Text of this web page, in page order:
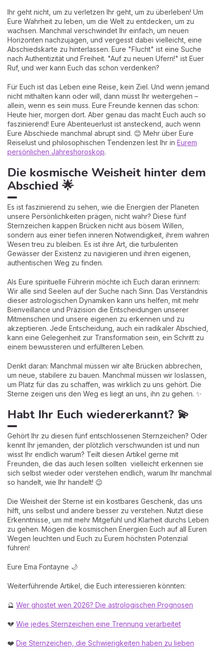
Ihr geht nicht, um zu verletzen Ihr geht, um zu überleben! Um
Eure Wahrheit zu leben, um die Welt zu entdecken, um zu
wachsen. Manchmal verschwindet Ihr einfach, um neuen
Horizonten nachzujagen, und vergesst dabei vielleicht, eine
Abschiedskarte zu hinterlassen. Eure "Flucht" ist eine Suche
nach Authentizität und Freiheit. "Auf zu neuen Ufern!" ist Euer
Ruf, und wer kann Euch das schon verdenken?
Für Euch ist das Leben eine Reise, kein Ziel. Und wenn jemand
nicht mithalten kann oder will, dann müsst Ihr weitergehen –
allein, wenn es sein muss. Eure Freunde kennen das schon:
Heute hier, morgen dort. Aber genau das macht Euch auch so
faszinierend! Eure Abenteuerlust ist ansteckend, auch wenn
Eure Abschiede manchmal abrupt sind. 😊 Mehr über Eure
Reiselust und philosophischen Tendenzen lest Ihr in Eurem
persönlichen Jahreshoroskop.
Die kosmische Weisheit hinter dem
Abschied 🌟
Es ist faszinierend zu sehen, wie die Energien der Planeten
unsere Persönlichkeiten prägen, nicht wahr? Diese fünf
Sternzeichen kappen Brücken nicht aus bösem Willen,
sondern aus einer tiefen inneren Notwendigkeit, ihrem wahren
Wesen treu zu bleiben. Es ist ihre Art, die turbulenten
Gewässer der Existenz zu navigieren und ihren eigenen,
authentischen Weg zu finden.
Als Eure spirituelle Führerin möchte ich Euch daran erinnern:
Wir alle sind Seelen auf der Suche nach Sinn. Das Verständnis
dieser astrologischen Dynamiken kann uns helfen, mit mehr
Bienveillance und Präzision die Entscheidungen unserer
Mitmenschen und unsere eigenen zu erkennen und zu
akzeptieren. Jede Entscheidung, auch ein radikaler Abschied,
kann eine Gelegenheit zur Transformation sein, ein Schritt zu
einem bewussteren und erfüllteren Leben.
Denkt daran: Manchmal müssen wir alte Brücken abbrechen,
um neue, stabilere zu bauen. Manchmal müssen wir loslassen,
um Platz für das zu schaffen, was wirklich zu uns gehört. Die
Sterne zeigen uns den Weg es liegt an uns, ihn zu gehen. ✨
Habt Ihr Euch wiedererkannt? 💫
Gehört Ihr zu diesen fünf entschlossenen Sternzeichen? Oder
kennt Ihr jemanden, der plötzlich verschwunden ist und nun
wisst Ihr endlich warum? Teilt diesen Artikel gerne mit
Freunden, die das auch lesen sollten vielleicht erkennen sie
sich selbst wieder oder verstehen endlich, warum Ihr manchmal
so handelt, wie Ihr handelt! 😉
Die Weisheit der Sterne ist ein kostbares Geschenk, das uns
hilft, uns selbst und andere besser zu verstehen. Nutzt diese
Erkenntnisse, um mit mehr Mitgefühl und Klarheit durchs Leben
zu gehen. Mögen die kosmischen Energien Euch auf all Euren
Wegen leuchten und Euch zu Eurem höchsten Potenzial
führen!
Eure Ema Fontayne 🌙
Weiterführende Artikel, die Euch interessieren könnten:
🔮 Wer ghostet wen 2026? Die astrologischen Prognosen
💔 Wie jedes Sternzeichen eine Trennung verarbeitet
❤️ Die Sternzeichen, die Schwierigkeiten haben zu lieben